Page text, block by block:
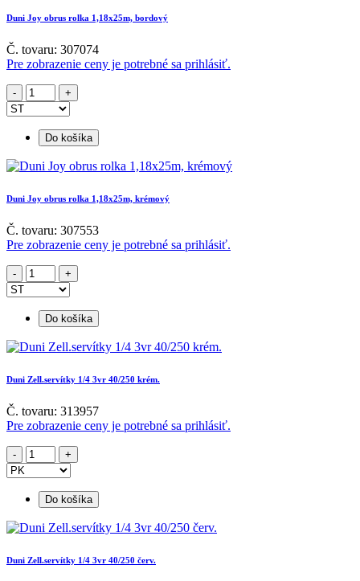
Duni Joy obrus rolka 1,18x25m, bordový
Č. tovaru: 307074
Pre zobrazenie ceny je potrebné sa prihlásiť.
Do košíka
Duni Joy obrus rolka 1,18x25m, krémový
Č. tovaru: 307553
Pre zobrazenie ceny je potrebné sa prihlásiť.
Do košíka
Duni Zell.servítky 1/4 3vr 40/250 krém.
Č. tovaru: 313957
Pre zobrazenie ceny je potrebné sa prihlásiť.
Do košíka
Duni Zell.servítky 1/4 3vr 40/250 červ.